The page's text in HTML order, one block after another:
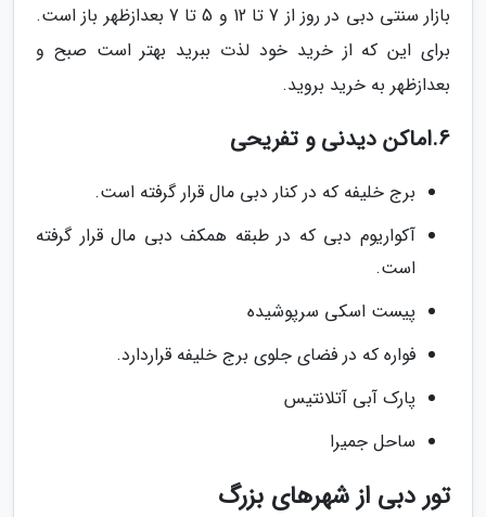
بازار سنتی دبی در روز از 7 تا 12 و 5 تا 7 بعدازظهر باز است.
برای این که از خرید خود لذت ببرید بهتر است صبح و
بعدازظهر به خرید بروید.
6.اماکن دیدنی و تفریحی
برج خلیفه که در کنار دبی مال قرار گرفته است.
آکواریوم دبی که در طبقه همکف دبی مال قرار گرفته
است.
پیست اسکی سرپوشیده
فواره که در فضای جلوی برج خلیفه قراردارد.
پارک آبی آتلانتیس
ساحل جمیرا
تور دبی از شهرهای بزرگ